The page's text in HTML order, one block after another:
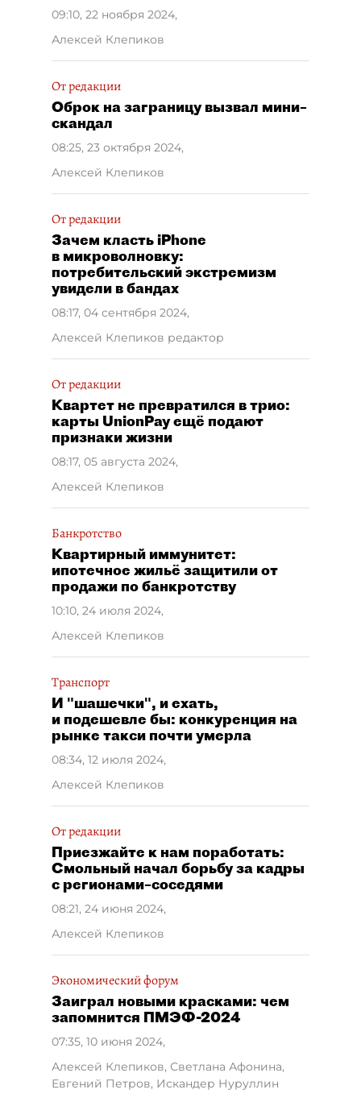
09:10, 22 ноября 2024,
Алексей Клепиков
От редакции
Оброк на заграницу вызвал мини–
скандал
08:25, 23 октября 2024,
Алексей Клепиков
От редакции
Зачем класть iPhone
в микроволновку:
потребительский экстремизм
увидели в бандах
08:17, 04 сентября 2024,
Алексей Клепиков редактор
От редакции
Квартет не превратился в трио:
карты UnionPay ещё подают
признаки жизни
08:17, 05 августа 2024,
Алексей Клепиков
Банкротство
Квартирный иммунитет:
ипотечное жильё защитили от
продажи по банкротству
10:10, 24 июля 2024,
Алексей Клепиков
Транспорт
И "шашечки", и ехать,
и подешевле бы: конкуренция на
рынке такси почти умерла
08:34, 12 июля 2024,
Алексей Клепиков
От редакции
Приезжайте к нам поработать:
Смольный начал борьбу за кадры
с регионами–соседями
08:21, 24 июня 2024,
Алексей Клепиков
Экономический форум
Заиграл новыми красками: чем
запомнится ПМЭФ-2024
07:35, 10 июня 2024,
Алексей Клепиков, Светлана Афонина,
Евгений Петров, Искандер Нуруллин